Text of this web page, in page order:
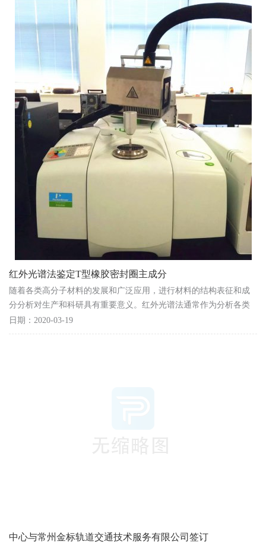
红外光谱法鉴定T型橡胶密封圈主成分
随着各类高分子材料的发展和广泛应用，进行材料的结构表征和成
分分析对生产和科研具有重要意义。红外光谱法通常作为分析各类
高聚物材料的重要技术之一，傅立叶变换红外光谱法...
日期：2020-03-19
中心与常州金标轨道交通技术服务有限公司签订